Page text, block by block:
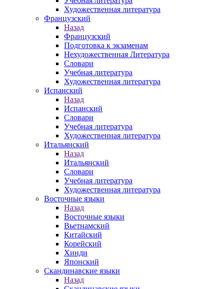
Художественная литература
Французский
Назад
Французский
Подготовка к экзаменам
Нехудожественная Литература
Словари
Учебная литература
Художественная литература
Испанский
Назад
Испанский
Словари
Учебная литература
Художественная литература
Итальянский
Назад
Итальянский
Словари
Учебная литература
Художественная литература
Восточные языки
Назад
Восточные языки
Вьетнамский
Китайский
Корейский
Хинди
Японский
Скандинавские языки
Назад